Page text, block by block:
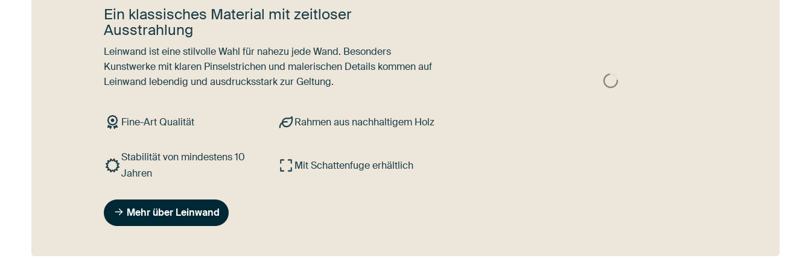
Ein klassisches Material mit zeitloser
Ausstrahlung
Leinwand ist eine stilvolle Wahl für nahezu jede Wand. Besonders
Kunstwerke mit klaren Pinselstrichen und malerischen Details kommen auf
Leinwand lebendig und ausdrucksstark zur Geltung.
Fine-Art Qualität Rahmen aus nachhaltigem Holz
Stabilität von mindestens 10
Jahren
Mit Schattenfuge erhältlich
Mehr über Leinwand